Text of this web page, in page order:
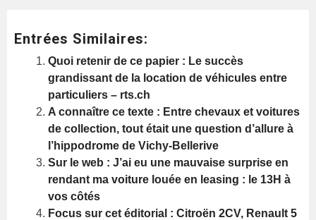
Entrées Similaires:
Quoi retenir de ce papier : Le succès
grandissant de la location de véhicules entre
particuliers – rts.ch
A connaître ce texte : Entre chevaux et voitures
de collection, tout était une question d’allure à
l’hippodrome de Vichy-Bellerive
Sur le web : J’ai eu une mauvaise surprise en
rendant ma voiture louée en leasing : le 13H à
vos côtés
Focus sur cet éditorial : Citroën 2CV, Renault 5